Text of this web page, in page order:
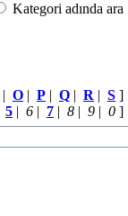
Kategori adında ara
| O | P | Q | R | S ]
5 | 6 | 7 | 8 | 9 | 0 ]